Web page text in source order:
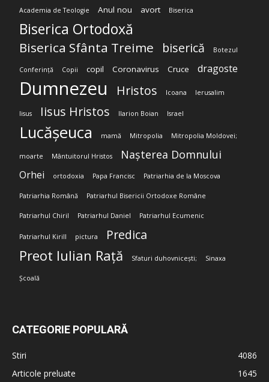
Academia de Teologie Anul nou avort Biserica
Biserica Ortodoxă
Biserica Sfânta Treime biserică Botezul
Conferință Copii copil Coronavirus Cruce dragoste
Dumnezeu Hristos Icoana Ierusalim
Iisus Iisus Hristos Ilarion Boian Israel
Lucășeuca mamă Mitropolia Mitropolia Moldovei;
moarte Mântuitorul Hristos Nașterea Domnului
Orhei ortodoxia Papa Francisc Patriarhia de la Moscova
Patriarhia Română Patriarhul Bisericii Ortodoxe Române
Patriarhul Chiril Patriarhul Daniel Patriarhul Ecumenic
Patriarhul Kirill pictura Predica
Preot Iulian Rață Sfaturi duhovnicești; Sinaxa
Școală
CATEGORIE POPULARĂ
Stiri
4086
Articole preluate
1645